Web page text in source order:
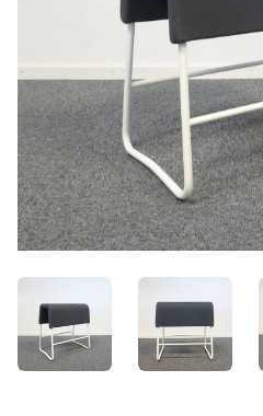
BM98cjHBmO5X.jpeg